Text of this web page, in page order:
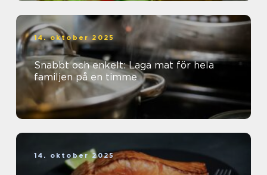
14. oktober 2025
Snabbt och enkelt: Laga mat för hela
familjen på en timme
14. oktober 2025